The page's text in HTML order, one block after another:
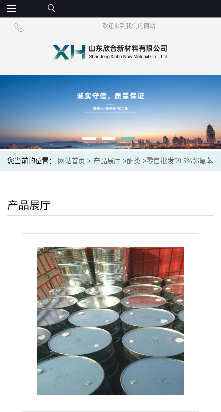
欢迎来到我们的网站
您当前的位置： 网站首页 > 产品展厅 >酮类 >零售批发99.5%邻氟苯
产品展厅